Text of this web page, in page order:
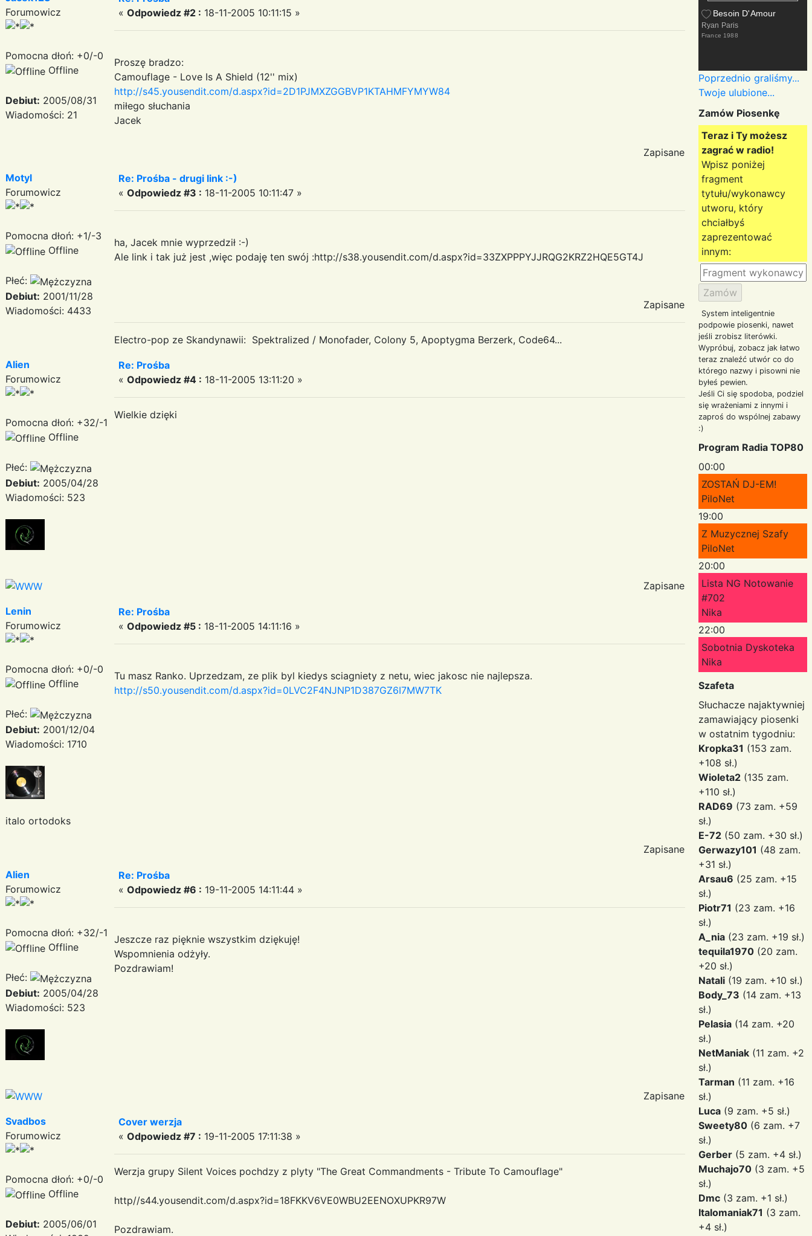
Forumowicz
Pomocna dłoń: +0/-0
Offline
Debiut: 2005/08/31
Wiadomości: 21
« Odpowiedz #2 : 18-11-2005 10:11:15 »
Proszę bradzo:
Camouflage - Love Is A Shield (12'' mix)
http://s45.yousendit.com/d.aspx?id=2D1PJMXZGGBVP1KTAHMFYMYW84
miłego słuchania
Jacek
Zapisane
Motyl
Forumowicz
Pomocna dłoń: +1/-3
Offline
Płeć:
Debiut: 2001/11/28
Wiadomości: 4433
Re: Prośba - drugi link :-)
« Odpowiedz #3 : 18-11-2005 10:11:47 »
ha, Jacek mnie wyprzedził :-)
Ale link i tak już jest ,więc podaję ten swój :http://s38.yousendit.com/d.aspx?id=33ZXPPPYJJRQG2KRZ2HQE5GT4J
Zapisane
Electro-pop ze Skandynawii: Spektralized / Monofader, Colony 5, Apoptygma Berzerk, Code64...
Alien
Forumowicz
Pomocna dłoń: +32/-1
Offline
Płeć:
Debiut: 2005/04/28
Wiadomości: 523
Re: Prośba
« Odpowiedz #4 : 18-11-2005 13:11:20 »
Wielkie dzięki
Zapisane
Lenin
Forumowicz
Pomocna dłoń: +0/-0
Offline
Płeć:
Debiut: 2001/12/04
Wiadomości: 1710
italo ortodoks
Re: Prośba
« Odpowiedz #5 : 18-11-2005 14:11:16 »
Tu masz Ranko. Uprzedzam, ze plik byl kiedys sciagniety z netu, wiec jakosc nie najlepsza.
http://s50.yousendit.com/d.aspx?id=0LVC2F4NJNP1D387GZ6I7MW7TK
Zapisane
Alien
Forumowicz
Pomocna dłoń: +32/-1
Offline
Płeć:
Debiut: 2005/04/28
Wiadomości: 523
Re: Prośba
« Odpowiedz #6 : 19-11-2005 14:11:44 »
Jeszcze raz pięknie wszystkim dziękuję!
Wspomnienia odżyły.
Pozdrawiam!
Zapisane
Svadbos
Forumowicz
Pomocna dłoń: +0/-0
Offline
Debiut: 2005/06/01
Cover werzja
« Odpowiedz #7 : 19-11-2005 17:11:38 »
Werzja grupy Silent Voices pochdzy z plyty "The Great Commandments - Tribute To Camouflage"
http//s44.yousendit.com/d.aspx?id=18FKKV6VE0WBU2EENOXUPKR97W
Pozdrawiam.
Besoin D'Amour
Ryan Paris
France 1988
Poprzednio graliśmy...
Twoje ulubione...
Zamów Piosenkę
Teraz i Ty możesz
zagrać w radio!
Wpisz poniżej
fragment
tytułu/wykonawcy
utworu, który
chciałbyś
zaprezentować
innym:
System inteligentnie
podpowie piosenki, nawet
jeśli zrobisz literówki.
Wypróbuj, zobacz jak łatwo
teraz znaleźć utwór co do
którego nazwy i pisowni nie
byłeś pewien.
Jeśli Ci się spodoba, podziel
się wrażeniami z innymi i
zaproś do wspólnej zabawy
:)
Program Radia TOP80
00:00
ZOSTAŃ DJ-EM!
PiloNet
19:00
Z Muzycznej Szafy
PiloNet
20:00
Lista NG Notowanie
#702
Nika
22:00
Sobotnia Dyskoteka
Nika
Szafeta
Słuchacze najaktywniej
zamawiający piosenki
w ostatnim tygodniu:
Kropka31 (153 zam.
+108 sł.)
Wioleta2 (135 zam.
+110 sł.)
RAD69 (73 zam. +59
sł.)
E-72 (50 zam. +30 sł.)
Gerwazy101 (48 zam.
+31 sł.)
Arsau6 (25 zam. +15
sł.)
Piotr71 (23 zam. +16
sł.)
A_nia (23 zam. +19 sł.)
tequila1970 (20 zam.
+20 sł.)
Natali (19 zam. +10 sł.)
Body_73 (14 zam. +13
sł.)
Pelasia (14 zam. +20
sł.)
NetManiak (11 zam. +2
sł.)
Tarman (11 zam. +16
sł.)
Luca (9 zam. +5 sł.)
Sweety80 (6 zam. +7
sł.)
Gerber (5 zam. +4 sł.)
Muchajo70 (3 zam. +5
sł.)
Dmc (3 zam. +1 sł.)
Italomaniak71 (3 zam.
+4 sł.)